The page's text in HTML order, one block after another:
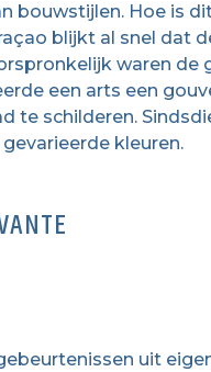
bouwstijlen. Hoe is
blijkt al snel dat
waren de
een arts een
te schilderen.
kleuren.
uit